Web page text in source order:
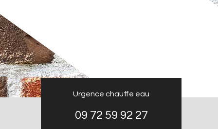
Urgence chauffe eau
09 72 59 92 27